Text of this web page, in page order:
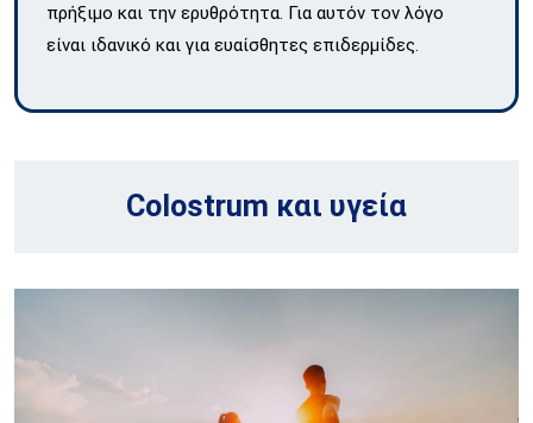
πρήξιμο και την ερυθρότητα. Για αυτόν τον λόγο
είναι ιδανικό και για ευαίσθητες επιδερμίδες.
Colostrum και υγεία